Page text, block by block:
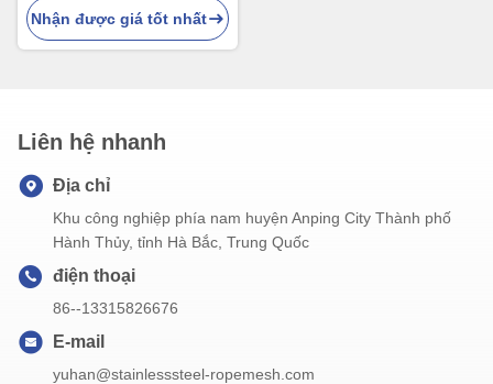
Nhận được giá tốt nhất
Liên hệ nhanh
Địa chỉ
Khu công nghiệp phía nam huyện Anping City Thành phố
Hành Thủy, tỉnh Hà Bắc, Trung Quốc
điện thoại
86--13315826676
E-mail
yuhan@stainlesssteel-ropemesh.com